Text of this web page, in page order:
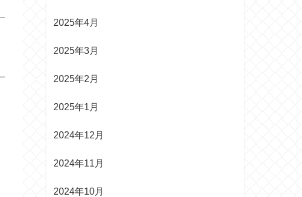
2025年4月
2025年3月
2025年2月
2025年1月
2024年12月
2024年11月
2024年10月